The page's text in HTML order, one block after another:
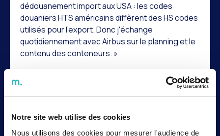
Notre site web utilise des cookies
Nous utilisons des cookies pour mesurer l'audience de
dédouanement import aux USA : les codes
douaniers HTS américains diffèrent des HS codes
utilisés pour l'export. Donc j'échange
quotidiennement avec Airbus sur le planning et le
contenu des conteneurs. »
Expertise métier
logistique.